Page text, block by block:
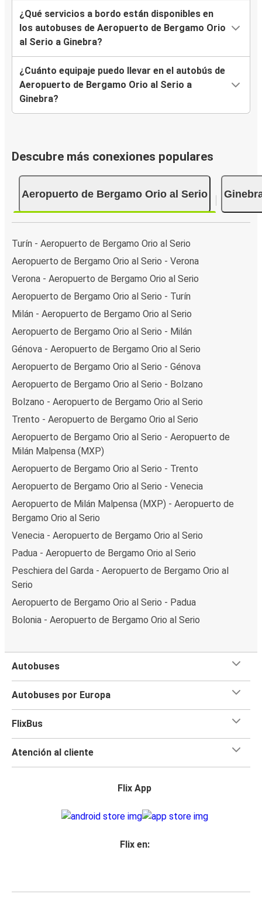
¿Qué servicios a bordo están disponibles en
los autobuses de Aeropuerto de Bergamo Orio
al Serio a Ginebra?
¿Cuánto equipaje puedo llevar en el autobús de
Aeropuerto de Bergamo Orio al Serio a
Ginebra?
Descubre más conexiones populares
Aeropuerto de Bergamo Orio al Serio
Turín - Aeropuerto de Bergamo Orio al Serio
Aeropuerto de Bergamo Orio al Serio - Verona
Verona - Aeropuerto de Bergamo Orio al Serio
Aeropuerto de Bergamo Orio al Serio - Turín
Milán - Aeropuerto de Bergamo Orio al Serio
Aeropuerto de Bergamo Orio al Serio - Milán
Génova - Aeropuerto de Bergamo Orio al Serio
Aeropuerto de Bergamo Orio al Serio - Génova
Aeropuerto de Bergamo Orio al Serio - Bolzano
Bolzano - Aeropuerto de Bergamo Orio al Serio
Trento - Aeropuerto de Bergamo Orio al Serio
Aeropuerto de Bergamo Orio al Serio - Aeropuerto de
Milán Malpensa (MXP)
Aeropuerto de Bergamo Orio al Serio - Trento
Aeropuerto de Bergamo Orio al Serio - Venecia
Aeropuerto de Milán Malpensa (MXP) - Aeropuerto de
Bergamo Orio al Serio
Venecia - Aeropuerto de Bergamo Orio al Serio
Padua - Aeropuerto de Bergamo Orio al Serio
Peschiera del Garda - Aeropuerto de Bergamo Orio al
Serio
Aeropuerto de Bergamo Orio al Serio - Padua
Bolonia - Aeropuerto de Bergamo Orio al Serio
Autobuses
Autobuses por Europa
FlixBus
Atención al cliente
Flix App
Flix en: